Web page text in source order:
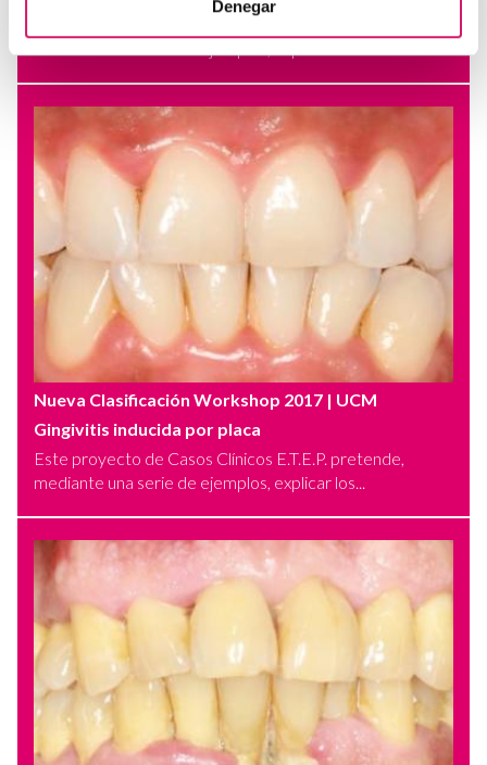
Denegar
Nueva Clasificación Workshop 2017 | UCM
Gingivitis inducida por placa
Este proyecto de Casos Clínicos E.T.E.P. pretende,
mediante una serie de ejemplos, explicar los...